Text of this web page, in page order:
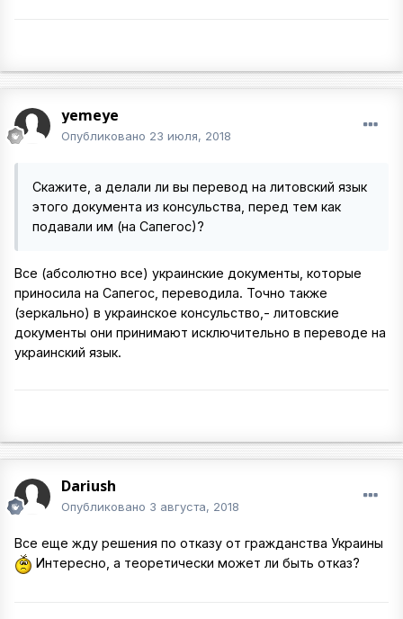
yemeye
Опубликовано 23 июля, 2018
Скажите, а делали ли вы перевод на литовский язык
этого документа из консульства, перед тем как
подавали им (на Сапегос)?
Все (абсолютно все) украинские документы, которые
приносила на Сапегос, переводила. Точно также
(зеркально) в украинское консульство,- литовские
документы они принимают исключительно в переводе на
украинский язык.
Dariush
Опубликовано 3 августа, 2018
Все еще жду решения по отказу от гражданства Украины
Интересно, а теоретически может ли быть отказ?